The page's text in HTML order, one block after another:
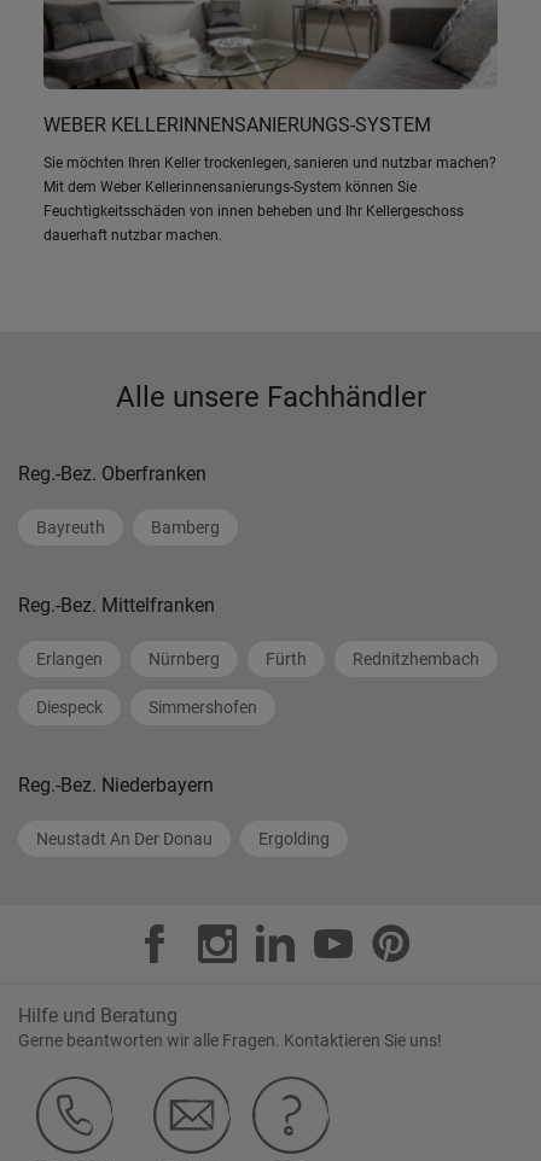
WEBER KELLERINNENSANIERUNGS-SYSTEM
Sie möchten Ihren Keller trockenlegen, sanieren und nutzbar machen?
Mit dem Weber Kellerinnensanierungs-System können Sie
Feuchtigkeitsschäden von innen beheben und Ihr Kellergeschoss
dauerhaft nutzbar machen.
Alle unsere Fachhändler
Reg.-Bez. Oberfranken
Bayreuth Bamberg
Reg.-Bez. Mittelfranken
Erlangen Nürnberg Fürth Rednitzhembach
Diespeck Simmershofen
Reg.-Bez. Niederbayern
Neustadt An Der Donau Ergolding
Hilfe und Beratung
Gerne beantworten wir alle Fragen. Kontaktieren Sie uns!